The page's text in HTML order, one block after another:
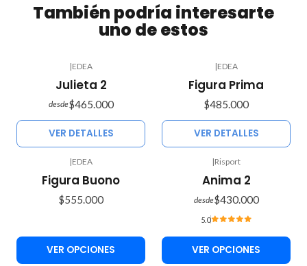
También podría interesarte
uno de estos
|EDEA
Julieta 2
desde$465.000
VER DETALLES
|EDEA
Figura Prima
$485.000
VER DETALLES
|EDEA
Figura Buono
$555.000
VER OPCIONES
|Risport
Anima 2
desde$430.000
5.0
VER OPCIONES